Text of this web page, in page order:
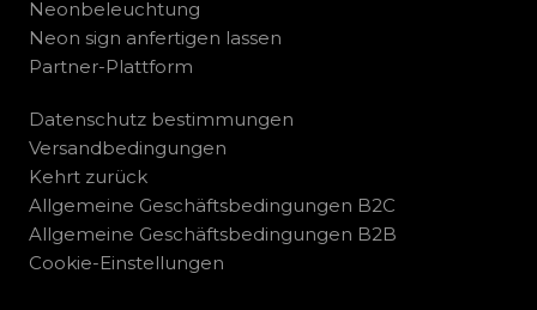
Neonbeleuchtung
Neon sign anfertigen lassen
Partner-Plattform
Datenschutz bestimmungen
Versandbedingungen
Kehrt zurück
Allgemeine Geschäftsbedingungen B2C
Allgemeine Geschäftsbedingungen B2B
Cookie-Einstellungen